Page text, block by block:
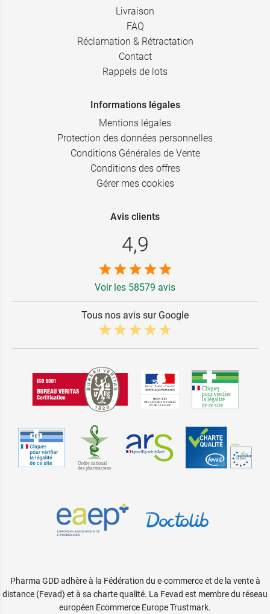
Livraison
FAQ
Réclamation & Rétractation
Contact
Rappels de lots
Informations légales
Mentions légales
Protection des données personnelles
Conditions Générales de Vente
Conditions des offres
Gérer mes cookies
Avis clients
4,9
Voir les 58579 avis
Tous nos avis sur Google
Pharma GDD adhère à la Fédération du e-commerce et de la vente à
distance (Fevad) et à sa charte qualité. La Fevad est membre du réseau
européen Ecommerce Europe Trustmark.